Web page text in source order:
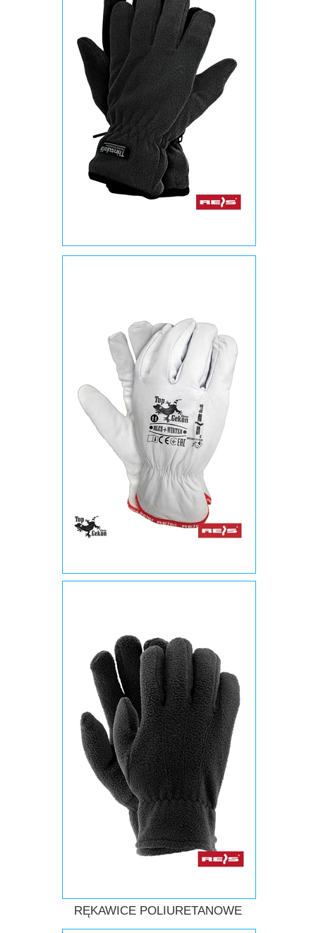
RĘKAWICE POLIURETANOWE